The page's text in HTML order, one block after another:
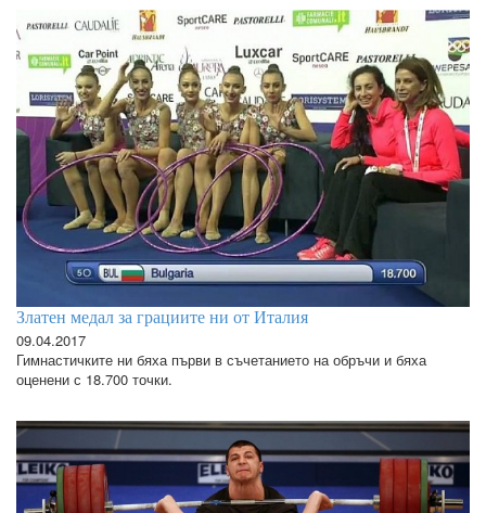
Златен медал за грациите ни от Италия
09.04.2017
Гимнастичките ни бяха първи в съчетанието на обръчи и бяха
оценени с 18.700 точки.